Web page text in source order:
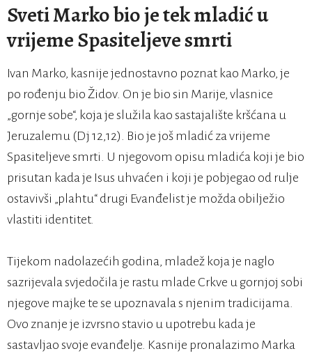
Sveti Marko bio je tek mladić u
vrijeme Spasiteljeve smrti
Ivan Marko, kasnije jednostavno poznat kao Marko, je
po rođenju bio Židov. On je bio sin Marije, vlasnice
„gornje sobe“, koja je služila kao sastajalište kršćana u
Jeruzalemu (Dj 12,12). Bio je još mladić za vrijeme
Spasiteljeve smrti. U njegovom opisu mladića koji je bio
prisutan kada je Isus uhvaćen i koji je pobjegao od rulje
ostavivši „plahtu“ drugi Evanđelist je možda obilježio
vlastiti identitet.
Tijekom nadolazećih godina, mladež koja je naglo
sazrijevala svjedočila je rastu mlade Crkve u gornjoj sobi
njegove majke te se upoznavala s njenim tradicijama.
Ovo znanje je izvrsno stavio u upotrebu kada je
sastavljao svoje evanđelje. Kasnije pronalazimo Marka